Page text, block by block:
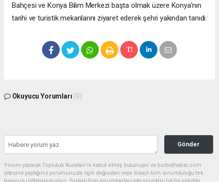
Bahçesi ve Konya Bilim Merkezi başta olmak üzere Konya’nın
tarihi ve turistik mekanlarını ziyaret ederek şehri yakından tanıdı.
Okuyucu Yorumları (0)
Gönder
Yorum yazarak Topluluk Kuralları’nı kabul etmiş bulunuyor ve bolbolhaber.com
sitesine yaptığınız yorumunuzla ilgili doğrudan veya dolaylı tüm sorumluluğu tek